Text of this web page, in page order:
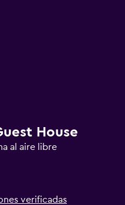
House
al aire libre
verificadas